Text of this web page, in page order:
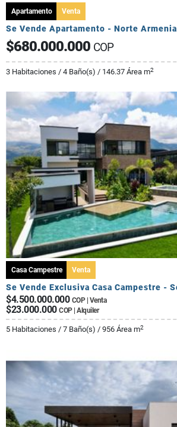
Apartamento Venta
Se Vende Apartamento - Norte Armenia
$680.000.000 COP
3 Habitaciones / 4 Baño(s) / 146.37 Área m2
Casa Campestre Venta
$4.500.000.000 COP | Venta
$23.000.000 COP | Alquiler
5 Habitaciones / 7 Baño(s) / 956 Área m2